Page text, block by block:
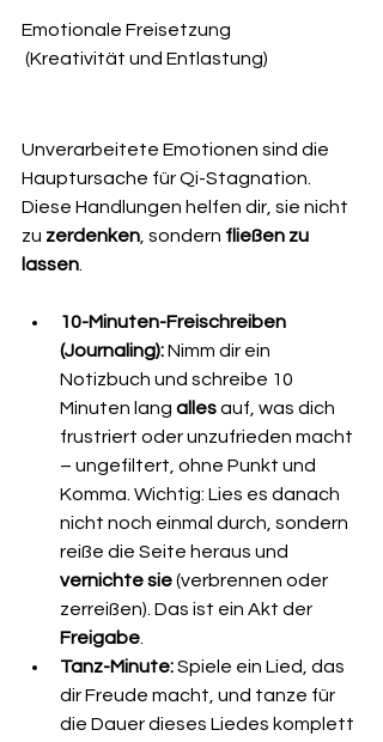
Emotionale Freisetzung
(Kreativität und Entlastung)
Unverarbeitete Emotionen sind die
Hauptursache für Qi-Stagnation.
Diese Handlungen helfen dir, sie nicht
zu zerdenken , sondern fließen zu
lassen
10-Minuten-Freischreiben
(Journaling): Nimm dir ein
Notizbuch und schreibe 10
Minuten lang alles auf, was dich
frustriert oder unzufrieden macht
– ungefiltert, ohne Punkt und
Komma. Wichtig: Lies es danach
nicht noch einmal durch, sondern
reiße die Seite heraus und
vernichte sie (verbrennen oder
zerreißen). Das ist ein Akt der
Freigabe
Tanz-Minute: Spiele ein Lied, das
dir Freude macht, und tanze für
die Dauer dieses Liedes komplett